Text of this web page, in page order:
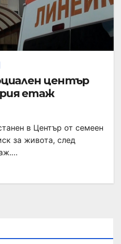
център
етаж
в Център от семеен
за живота, след